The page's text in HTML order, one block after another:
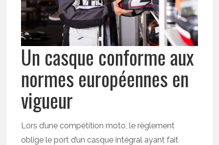
Un casque conforme aux
normes européennes en
vigueur
Lors d’une compétition moto, le règlement
oblige le port d’un casque intégral ayant fait